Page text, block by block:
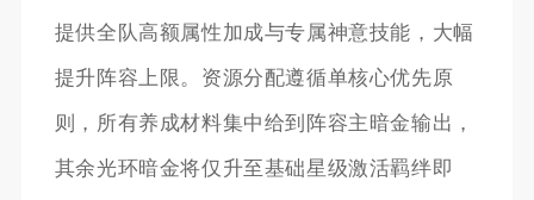
提供全队高额属性加成与专属神意技能，大幅
提升阵容上限。资源分配遵循单核心优先原
则，所有养成材料集中给到阵容主暗金输出，
其余光环暗金将仅升至基础星级激活羁绊即